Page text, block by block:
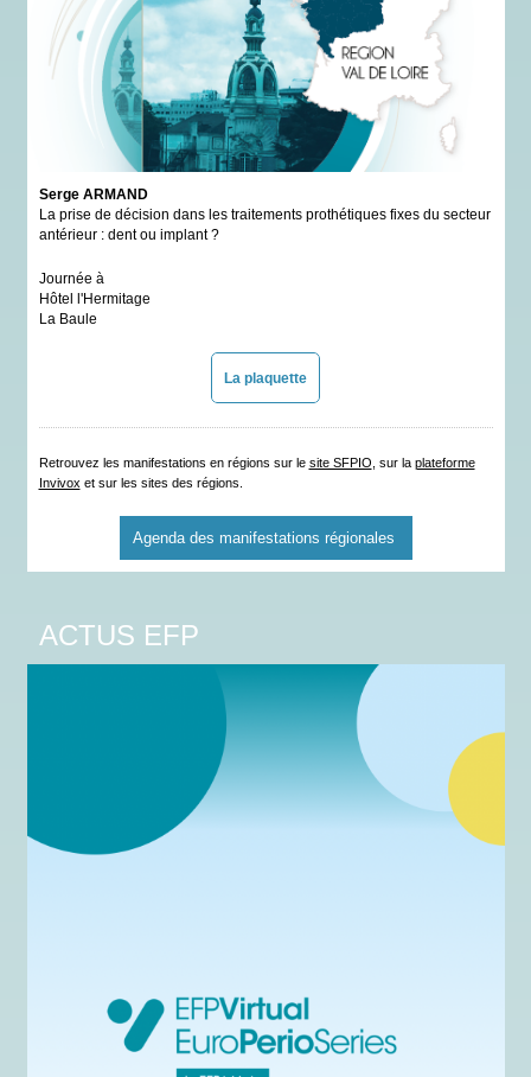
Serge ARMAND
La prise de décision dans les traitements prothétiques fixes du secteur
antérieur : dent ou implant ?
Journée à
Hôtel l'Hermitage
La Baule
La plaquette
Retrouvez les manifestations en régions sur le site SFPIO , sur la plateforme
Invivox et sur les sites des régions.
Agenda des manifestations régionales
ACTUS EFP